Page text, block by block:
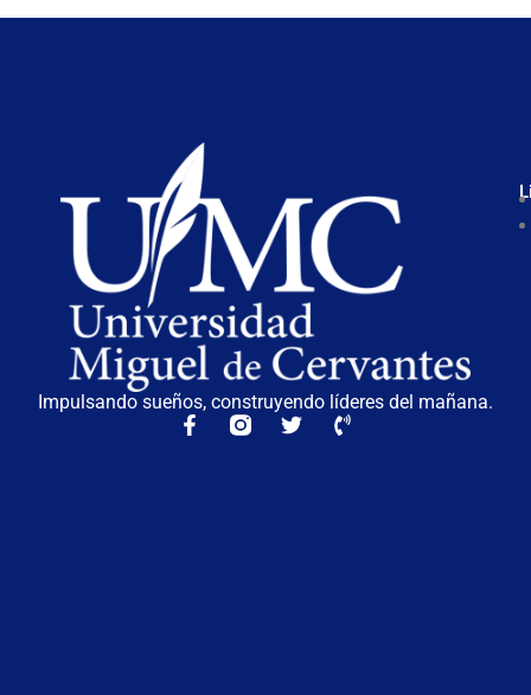
Impulsando sueños, construyendo líderes del mañana.